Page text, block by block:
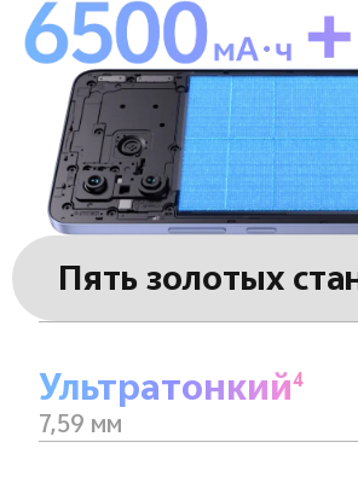
Пять золотых
Ультратонкий4
7,59 мм